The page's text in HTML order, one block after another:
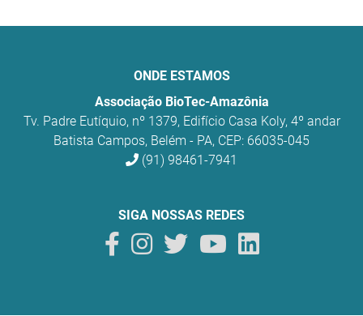
ONDE ESTAMOS
Associação BioTec-Amazônia
Tv. Padre Eutíquio, nº 1379, Edifício Casa Koly, 4º andar
Batista Campos, Belém - PA, CEP: 66035-045
(91) 98461-7941
SIGA NOSSAS REDES